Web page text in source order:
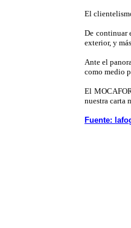
El
De continuar
exterior, y
Ante el
como medio
El
nuestra
Fuente: